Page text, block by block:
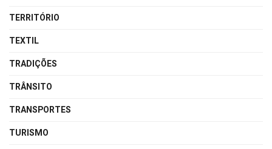
TERRITÓRIO
TEXTIL
TRADIÇÕES
TRÂNSITO
TRANSPORTES
TURISMO